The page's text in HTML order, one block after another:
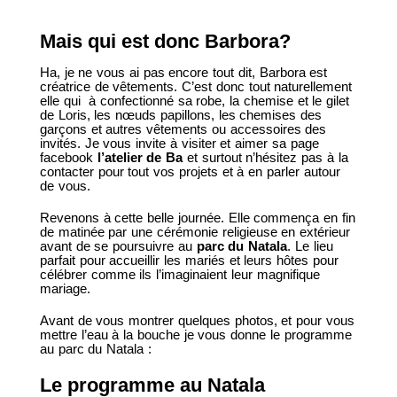
Mais qui est donc Barbora?
Ha, je ne vous ai pas encore tout dit, Barbora est
créatrice de vêtements. C’est donc tout naturellement
elle qui à confectionné sa robe, la chemise et le gilet
de Loris, les nœuds papillons, les chemises des
garçons et autres vêtements ou accessoires des
invités. Je vous invite à visiter et aimer sa page
facebook l’atelier de Baet surtout n’hésitez pas à la
contacter pour tout vos projets et à en parler autour
de vous.
Revenons à cette belle journée. Elle commença en fin
de matinée par une cérémonie religieuse en extérieur
avant de se poursuivre au parc du Natala. Le lieu
parfait pour accueillir les mariés et leurs hôtes pour
célébrer comme ils l’imaginaient leur magnifique
mariage.
Avant de vous montrer quelques photos, et pour vous
mettre l’eau à la bouche je vous donne le programme
au parc du Natala :
Le programme au Natala